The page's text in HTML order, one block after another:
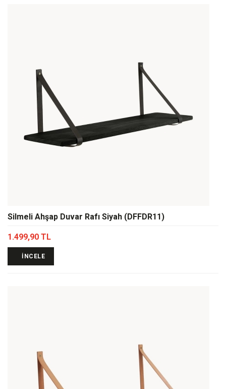
Silmeli Ahşap Duvar Rafı Siyah (DFFDR11)
1.499,90 TL
İNCELE